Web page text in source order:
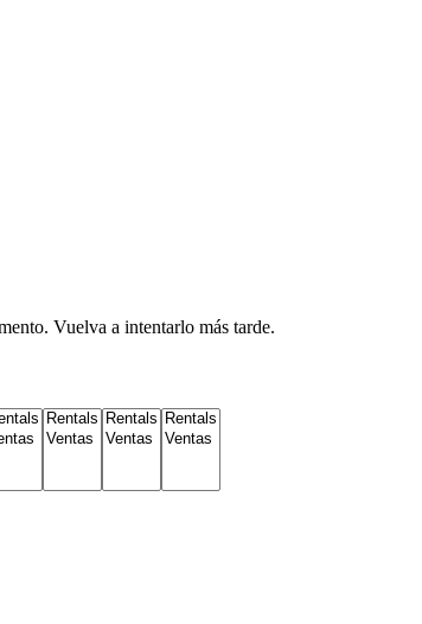
Vuelva a intentarlo más tarde.